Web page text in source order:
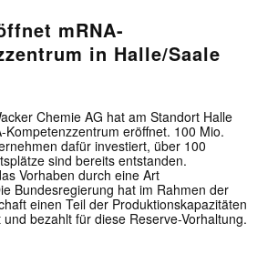
mRNA-
in Halle/Saale
Chemie AG hat am Standort Halle
Kompetenzzentrum eröffnet. 100 Mio.
dafür investiert, über 100
sind bereits entstanden.
Vorhaben durch eine Art
Bundesregierung hat im Rahmen der
einen Teil der Produktionskapazitäten
bezahlt für diese Reserve-Vorhaltung.